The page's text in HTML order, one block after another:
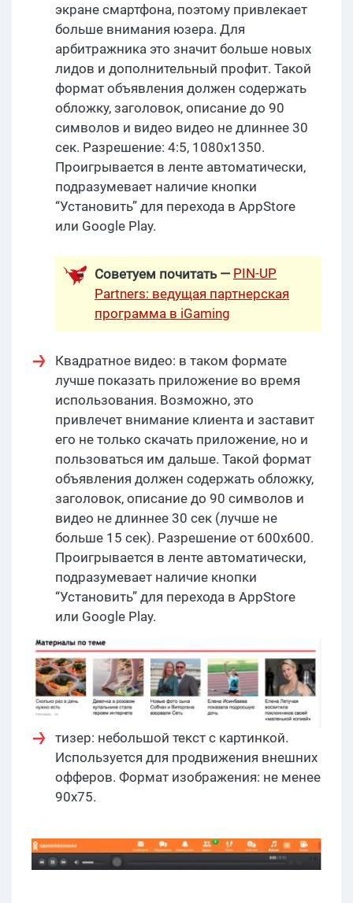
экране смартфона, поэтому привлекает
больше внимания юзера. Для
арбитражника это значит больше новых
лидов и дополнительный профит. Такой
формат объявления должен содержать
обложку, заголовок, описание до 90
символов и видео видео не длиннее 30
сек. Разрешение: 4:5, 1080х1350.
Проигрывается в ленте автоматически,
подразумевает наличие кнопки
“Установить” для перехода в AppStore
или Google Play.
Советуем почитать — PIN-UP
Partners: ведущая партнерская
программа в iGaming
Квадратное видео: в таком формате
лучше показать приложение во время
использования. Возможно, это
привлечет внимание клиента и заставит
его не только скачать приложение, но и
пользоваться им дальше. Такой формат
объявления должен содержать обложку,
заголовок, описание до 90 символов и
видео не длиннее 30 сек (лучше не
больше 15 сек). Разрешение от 600х600.
Проигрывается в ленте автоматически,
подразумевает наличие кнопки
“Установить” для перехода в AppStore
или Google Play.
тизер: небольшой текст с картинкой.
Используется для продвижения внешних
офферов. Формат изображения: не менее
90х75.